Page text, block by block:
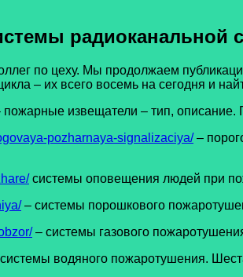
радиоканальной
по цеху. Мы продолжаем
– их всего восемь на сегодня и
извещатели – тип, описание.
pozharnaya-signalizaciya/–
системы оповещения людей при
– системы порошкового
– системы газового
водяного пожаротушения.